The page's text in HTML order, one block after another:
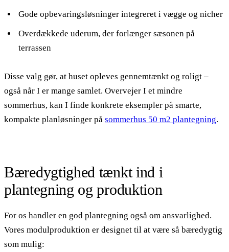
Gode opbevaringsløsninger integreret i vægge og nicher
Overdækkede uderum, der forlænger sæsonen på
terrassen
Disse valg gør, at huset opleves gennemtænkt og roligt –
også når I er mange samlet. Overvejer I et mindre
sommerhus, kan I finde konkrete eksempler på smarte,
kompakte planløsninger på sommerhus 50 m2 plantegning.
Bæredygtighed tænkt ind i
plantegning og produktion
For os handler en god plantegning også om ansvarlighed.
Vores modulproduktion er designet til at være så bæredygtig
som mulig: